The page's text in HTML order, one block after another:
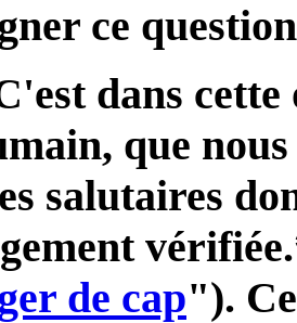
ce
dans
que nous
salutaires
de cap").